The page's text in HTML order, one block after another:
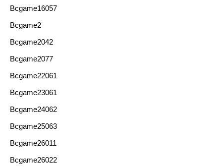
Bcgame16057
Bcgame2
Bcgame2042
Bcgame2077
Bcgame22061
Bcgame23061
Bcgame24062
Bcgame25063
Bcgame26011
Bcgame26022